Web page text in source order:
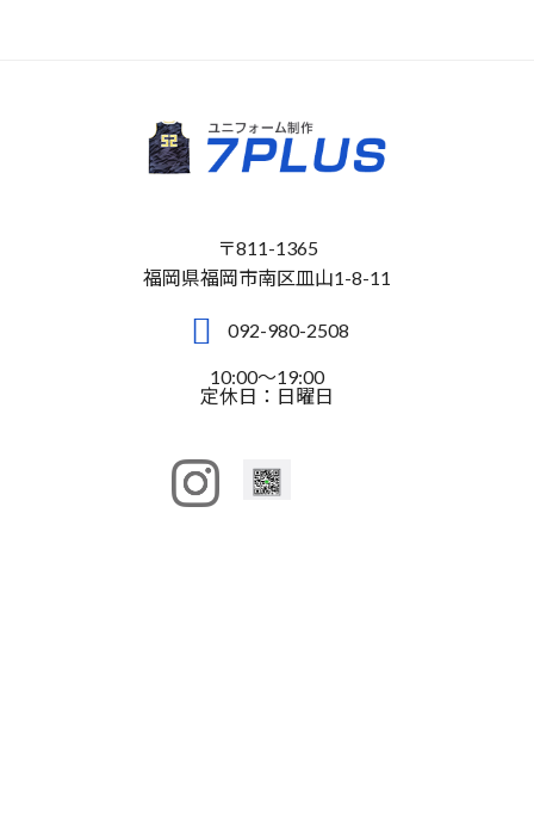
〒811-1365
福岡県福岡市南区皿山1-8-11
092-980-2508
10:00～19:00
定休日：日曜日